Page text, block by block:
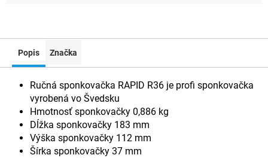
Popis Značka
Ručná sponkovačka RAPID R36 je profi sponkovačka
vyrobená vo Švedsku
Hmotnosť sponkovačky 0,886 kg
Dĺžka sponkovačky 183 mm
Výška sponkovačky 112 mm
Šírka sponkovačky 37 mm